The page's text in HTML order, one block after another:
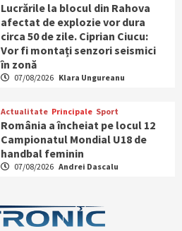
Lucrările la blocul din Rahova
afectat de explozie vor dura
circa 50 de zile. Ciprian Ciucu:
Vor fi montați senzori seismici
în zonă
07/08/2026 Klara Ungureanu
Actualitate Principale Sport
România a încheiat pe locul 12
Campionatul Mondial U18 de
handbal feminin
07/08/2026 Andrei Dascalu